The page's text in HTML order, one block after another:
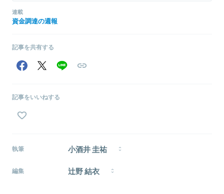
連載
資金調達の週報
記事を共有する
記事をいいねする
執筆 小酒井 圭祐
きます。トレンドの変遷を追っていくことに興味があ
編集 辻野 結衣